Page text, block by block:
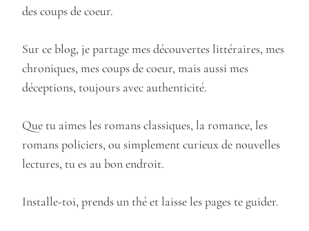
des coups de coeur.
Sur ce blog, je partage mes découvertes littéraires, mes
chroniques, mes coups de coeur, mais aussi mes
déceptions, toujours avec authenticité.
Que tu aimes les romans classiques, la romance, les
romans policiers, ou simplement curieux de nouvelles
lectures, tu es au bon endroit.
Installe-toi, prends un thé et laisse les pages te guider.